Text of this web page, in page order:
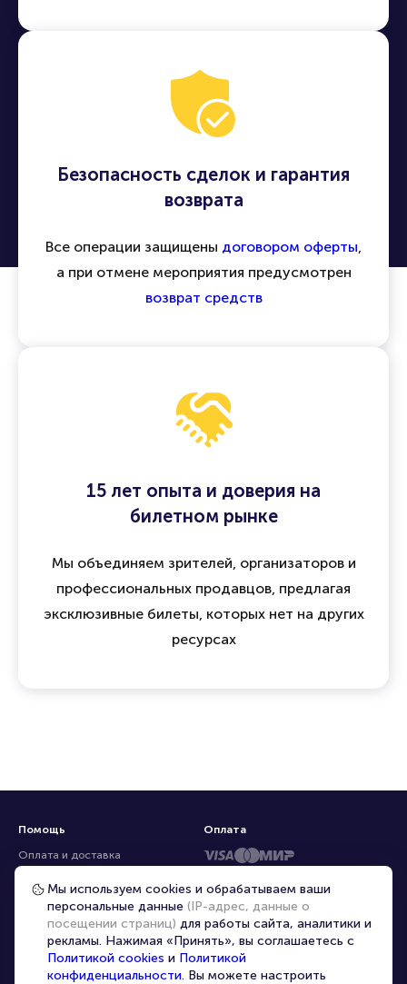
Безопасность сделок и гарантия
возврата
Все операции защищены договором оферты,
а при отмене мероприятия предусмотрен
возврат средств
15 лет опыта и доверия на
билетном рынке
Мы объединяем зрителей, организаторов и
профессиональных продавцов, предлагая
эксклюзивные билеты, которых нет на других
ресурсах
Помощь
Оплата и доставка
Частые вопросы
Перепродажа билетов
Организаторам
Корпоративным клиентам
Оплата
Мы используем cookies и обрабатываем ваши
персональные данные (IP-адрес, данные о
посещении страниц) для работы сайта, аналитики и
рекламы. Нажимая «Принять», вы соглашаетесь с
Политикой cookies и Политикой
конфиденциальности. Вы можете настроить